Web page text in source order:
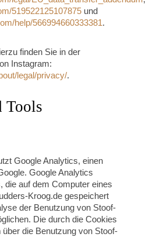
519522125107875 und
help/566994660333381.
finden Sie in der
Instagram:
legal/privacy/.
Tools
Google Analytics, einen
Google Analytics
die auf dem Computer eines
Kroog.de gespeichert
der Benutzung von Stoof-
Die durch die Cookies
die Benutzung von Stoof-